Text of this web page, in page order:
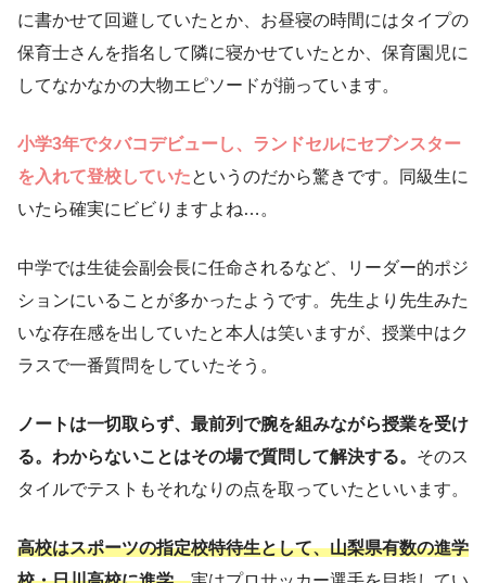
に書かせて回避していたとか、お昼寝の時間にはタイプの
保育士さんを指名して隣に寝かせていたとか、保育園児に
してなかなかの大物エピソードが揃っています。
小学3年でタバコデビューし、ランドセルにセブンスター
を入れて登校していたというのだから驚きです。同級生に
いたら確実にビビりますよね…。
中学では生徒会副会長に任命されるなど、リーダー的ポジ
ションにいることが多かったようです。先生より先生みた
いな存在感を出していたと本人は笑いますが、授業中はク
ラスで一番質問をしていたそう。
ノートは一切取らず、最前列で腕を組みながら授業を受け
る。わからないことはその場で質問して解決する。 そのス
タイルでテストもそれなりの点を取っていたといいます。
高校はスポーツの指定校特待生として、山梨県有数の進学